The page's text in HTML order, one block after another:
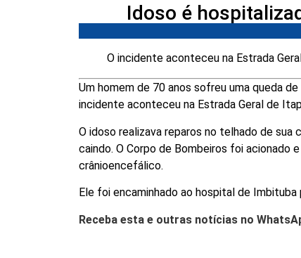
Idoso é
O incidente aconteceu na Estrada
Um homem de 70 anos sofreu uma queda
incidente aconteceu na Estrada Geral de
O idoso realizava reparos no telhado de
caindo. O Corpo de Bombeiros foi acionado
crânioencefálico.
Ele foi encaminhado ao hospital de Imbituba
Receba esta e outras notícias no